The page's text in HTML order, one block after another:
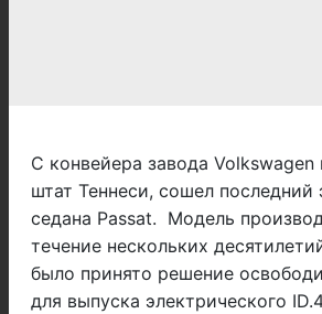
С конвейера завода Volkswagen
штат Теннеси, сошел последний
седана Passat. Модель
течение нескольких
было принято решение
для выпуска электрического